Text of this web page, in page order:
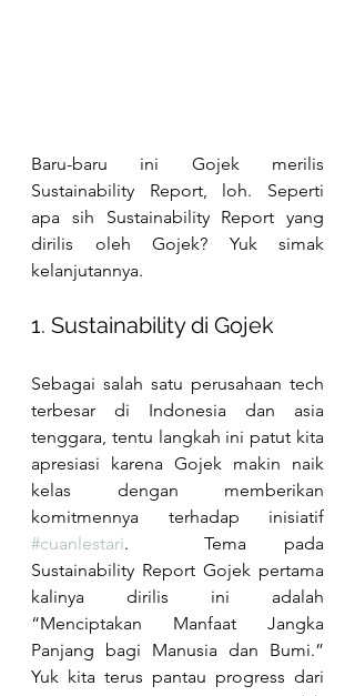
Baru-baru ini Gojek merilis
Sustainability Report, loh. Seperti
apa sih Sustainability Report yang
dirilis oleh Gojek? Yuk simak
kelanjutannya.
1. Sustainability di Gojek
Sebagai salah satu perusahaan tech
terbesar di Indonesia dan asia
tenggara, tentu langkah ini patut kita
apresiasi karena Gojek makin naik
kelas dengan memberikan
#cuanlestari.  Tema pada
Sustainability Report Gojek pertama
kalinya dirilis ini adalah
“Menciptakan Manfaat Jangka
Panjang bagi Manusia dan Bumi.”
Yuk kita terus pantau progress dari